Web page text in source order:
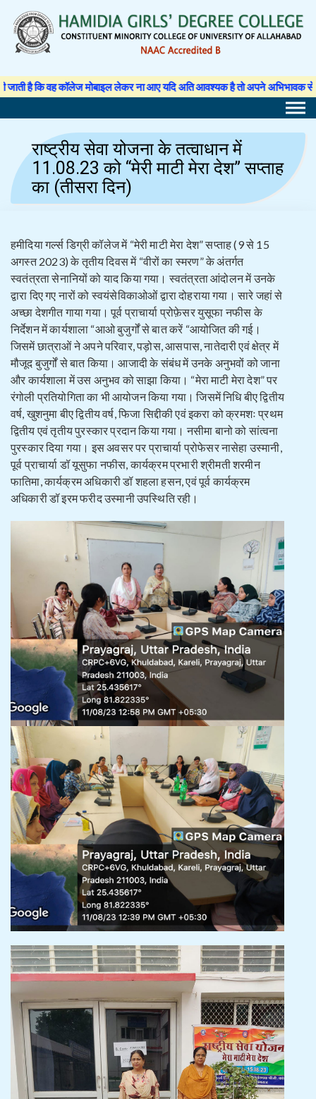
content
मोबाइल लेकर ना आए यदि अति आवश्यक है तो अपने अभिभावक से अनुमति पत्र लिखवा
राष्ट्रीय सेवा योजना के तत्वाधान में
11.08.23 को “मेरी माटी मेरा देश” सप्ताह
का (तीसरा दिन)
हमीदिया गर्ल्स डिग्री कॉलेज में “मेरी माटी मेरा देश” सप्ताह (9 से 15
अगस्त 2023) के तृतीय दिवस में “वीरों का स्मरण” के अंतर्गत
स्वतंत्रता सेनानियों को याद किया गया। स्वतंत्रता आंदोलन में उनके
द्वारा दिए गए नारों को स्वयंसेविकाओओं द्वारा दोहराया गया। सारे जहां से
अच्छा देशगीत गाया गया। पूर्व प्राचार्या प्रोफ़ेसर युसूफा नफीस के
निर्देशन में कार्यशाला “आओ बुजुर्गों से बात करें “आयोजित की गई।
जिसमें छात्राओं ने अपने परिवार, पड़ोस, आसपास, नातेदारी एवं क्षेत्र में
मौजूद बुजुर्गों से बात किया। आजादी के संबंध में उनके अनुभवों को जाना
और कार्यशाला में उस अनुभव को साझा किया। “मेरा माटी मेरा देश” पर
रंगोली प्रतियोगिता का भी आयोजन किया गया। जिसमें निधि बीए द्वितीय
वर्ष, खुशनुमा बीए द्वितीय वर्ष, फिजा सिद्दीकी एवं इकरा को क्रमशः प्रथम
द्वितीय एवं तृतीय पुरस्कार प्रदान किया गया। नसीमा बानो को सांत्वना
पुरस्कार दिया गया। इस अवसर पर प्राचार्या प्रोफेसर नासेहा उस्मानी,
पूर्व प्राचार्या डॉ यूसुफा नफीस, कार्यक्रम प्रभारी श्रीमती शरमीन
फातिमा, कार्यक्रम अधिकारी डॉ शहला हसन, एवं पूर्व कार्यक्रम
अधिकारी डॉ इरम फरीद उस्मानी उपस्थिति रही।